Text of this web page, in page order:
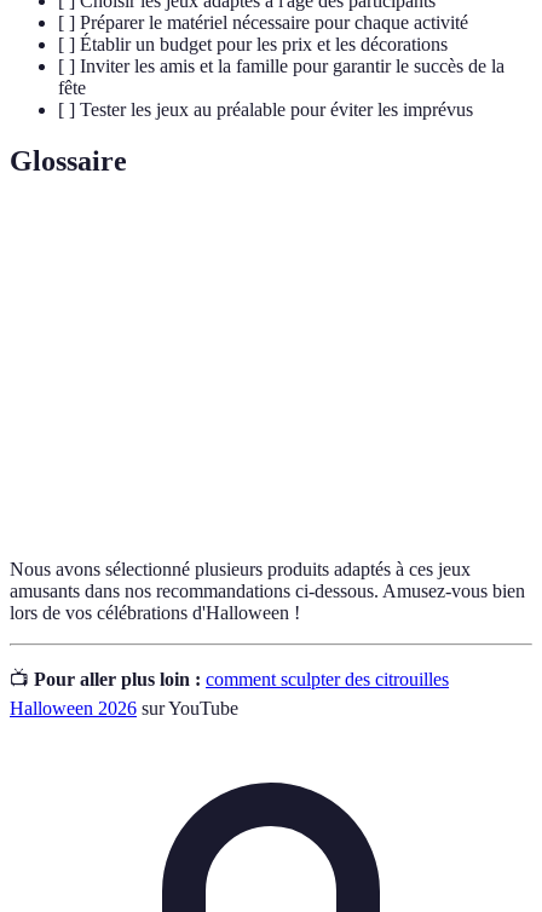
[ ] Préparer le matériel nécessaire pour chaque activité
[ ] Établir un budget pour les prix et les décorations
[ ] Inviter les amis et la famille pour garantir le succès de la
fête
[ ] Tester les jeux au préalable pour éviter les imprévus
Glossaire
Nous avons sélectionné plusieurs produits adaptés à ces jeux
amusants dans nos recommandations ci-dessous. Amusez-vous bien
lors de vos célébrations d'Halloween !
📺 Pour aller plus loin : comment sculpter des citrouilles
Halloween 2026 sur YouTube